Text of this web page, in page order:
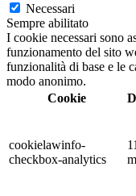
Necessari
Sempre abilitato
I cookie necessari sono
funzionamento del sito
funzionalità di base e le
modo anonimo.
Cookie
cookielawinfo-
checkbox-analytics
11